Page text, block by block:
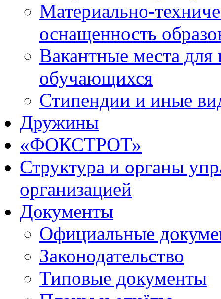
Материально-
оснащенность
Вакантные места для
обучающихся
Стипендии и иные
Дружины
«ФОКСТРОТ»
Структура и органы
организацией
Документы
Официальные
Законодательство
Типовые документы